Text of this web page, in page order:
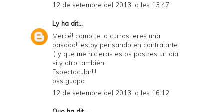
12 de setembre del 2013, a les 13:47
Lyha dit...
Mercé! como te lo curras, eres una
pasada!! estoy pensando en contratarte
:) y que me hicieras estos postres un día
si y otro también.
Espectacular!!!
bss guapa
12 de setembre del 2013, a les 16:12